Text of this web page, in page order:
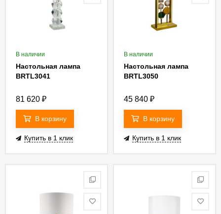
В наличии
Настольная лампа
BRTL3041
81 620 ₽
В корзину
Купить в 1 клик
В наличии
Настольная лампа
BRTL3050
45 840 ₽
В корзину
Купить в 1 клик